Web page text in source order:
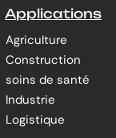
Applications
Agriculture
Construction
soins de santé
Industrie
Logistique